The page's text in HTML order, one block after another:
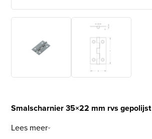
Smalscharnier 35×22 mm rvs gepolijst
Lees meer